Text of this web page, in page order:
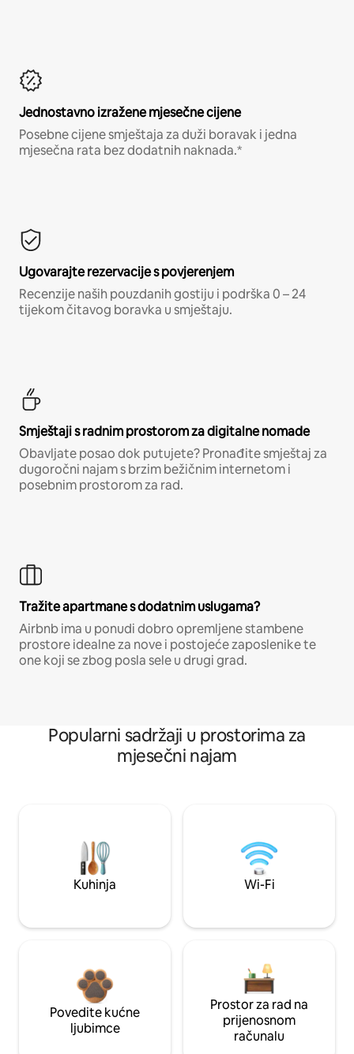
Jednostavno izražene mjesečne cijene
Posebne cijene smještaja za duži boravak i jedna
mjesečna rata bez dodatnih naknada.*
Ugovarajte rezervacije s povjerenjem
Recenzije naših pouzdanih gostiju i podrška 0 – 24
tijekom čitavog boravka u smještaju.
Smještaji s radnim prostorom za digitalne nomade
Obavljate posao dok putujete? Pronađite smještaj za
dugoročni najam s brzim bežičnim internetom i
posebnim prostorom za rad.
Tražite apartmane s dodatnim uslugama?
Airbnb ima u ponudi dobro opremljene stambene
prostore idealne za nove i postojeće zaposlenike te
one koji se zbog posla sele u drugi grad.
Popularni sadržaji u prostorima za
mjesečni najam
Kuhinja Wi-Fi
Povedite kućne
ljubimce
Prostor za rad na
prijenosnom
računalu